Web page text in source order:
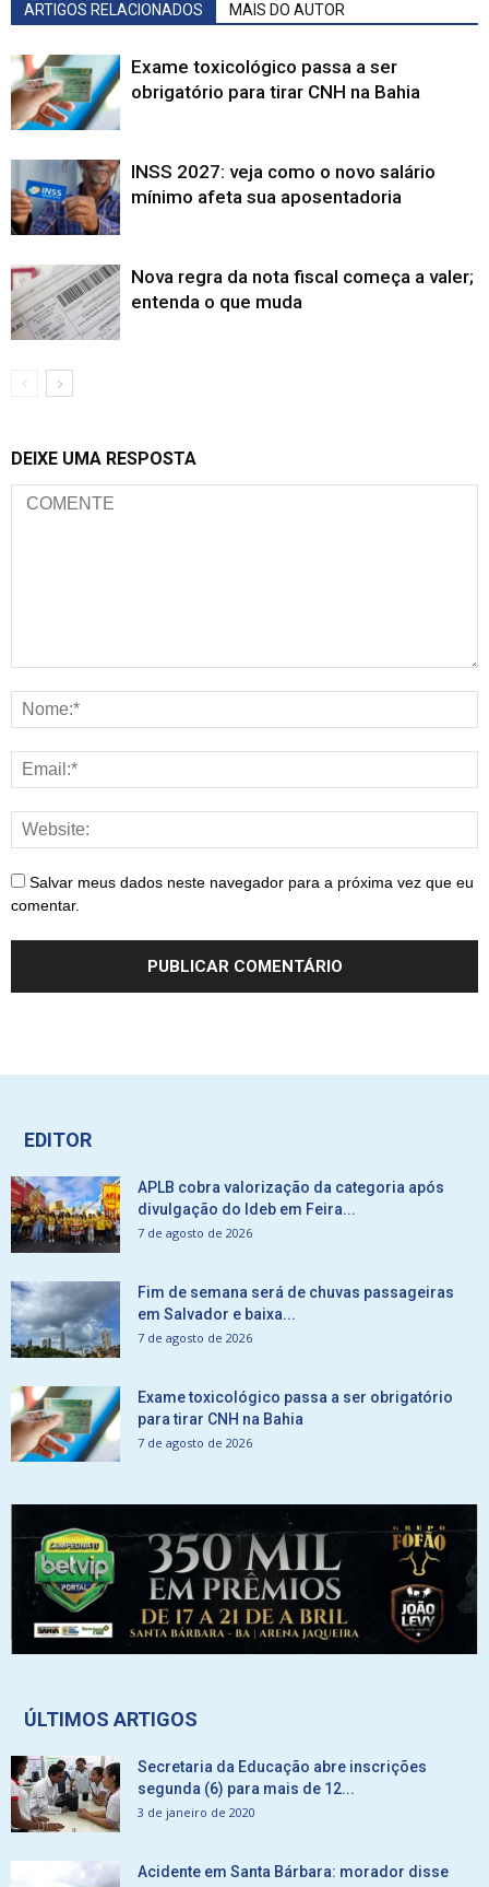
ARTIGOS RELACIONADOS MAIS DO AUTOR
Exame toxicológico passa a ser
obrigatório para tirar CNH na Bahia
INSS 2027: veja como o novo salário
mínimo afeta sua aposentadoria
Nova regra da nota fiscal começa a valer;
entenda o que muda
DEIXE UMA RESPOSTA
Salvar meus dados neste navegador para a próxima vez que eu
comentar.
EDITOR
APLB cobra valorização da categoria após
divulgação do Ideb em Feira...
7 de agosto de 2026
Fim de semana será de chuvas passageiras
em Salvador e baixa...
7 de agosto de 2026
Exame toxicológico passa a ser obrigatório
para tirar CNH na Bahia
7 de agosto de 2026
ÚLTIMOS ARTIGOS
Secretaria da Educação abre inscrições
segunda (6) para mais de 12...
3 de janeiro de 2020
Acidente em Santa Bárbara: morador disse